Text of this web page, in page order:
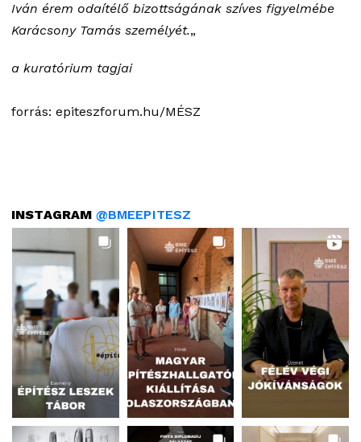
Iván érem odaítélő bizottságának szíves figyelmébe
Karácsony Tamás személyét.„
a kuratórium tagjai
forrás: epiteszforum.hu/MÉSZ
INSTAGRAM @BMEEPITESZ